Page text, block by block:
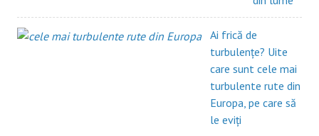
Ai frică de
turbulențe? Uite
care sunt cele mai
turbulente rute din
Europa, pe care să
le eviți